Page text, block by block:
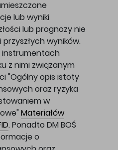
lub wyniki
lub prognozy nie
wyników.
instrumentach
z nimi związanym
"Ogólny opis istoty
oraz ryzyka
w
Materiałów
. Ponadto DM BOŚ
o